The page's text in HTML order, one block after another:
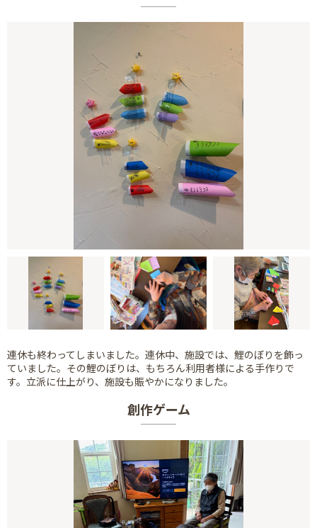
連休も終わってしまいました。連休中、施設では、鯉のぼりを飾っ
ていました。その鯉のぼりは、もちろん利用者様による手作りで
す。立派に仕上がり、施設も賑やかになりました。
創作ゲーム